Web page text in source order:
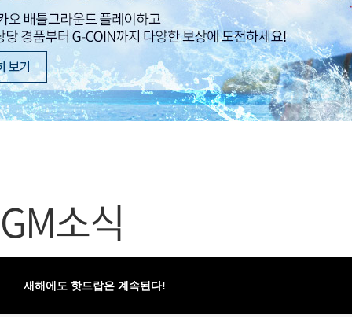
모바일게임
우마무스메 프리티 더비
SMiniz
프렌즈팝콘
프렌즈타운
서비스
내정보
보안센터
대회소식
GM소식
새해에도 핫드랍은 계속된다!